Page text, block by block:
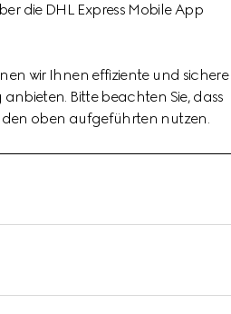
die DHL Express Mobile App
wir Ihnen effiziente und sichere
Bitte beachten Sie, dass
den oben aufgeführten nutzen.